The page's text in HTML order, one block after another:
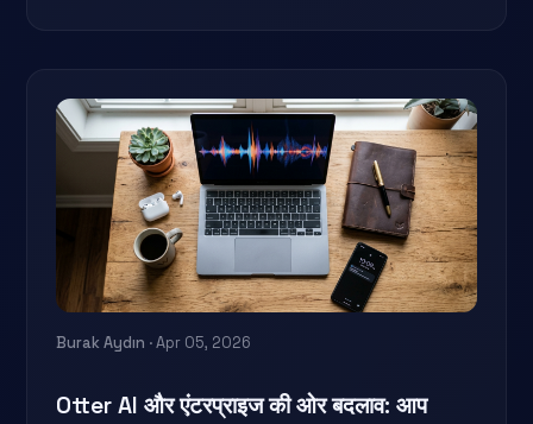
Burak Aydın · Apr 05, 2026
Otter AI और एंटरप्राइज की ओर बदलाव: आप